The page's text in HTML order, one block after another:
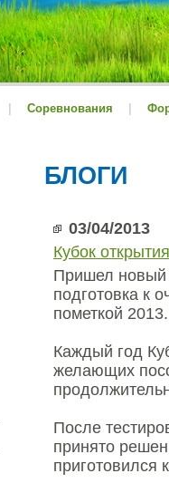
Соревнования
БЛОГИ
03/04/2013
Кубок
Пришел новый
подготовка к
пометкой 2013.
Каждый год
желающих
После
принято
приготовился